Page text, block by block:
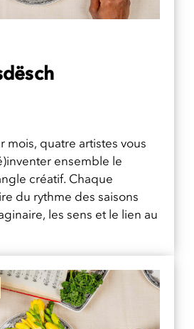
mois, quatre artistes vous
ensemble le
créatif. Chaque
du rythme des saisons
les sens et le lien au